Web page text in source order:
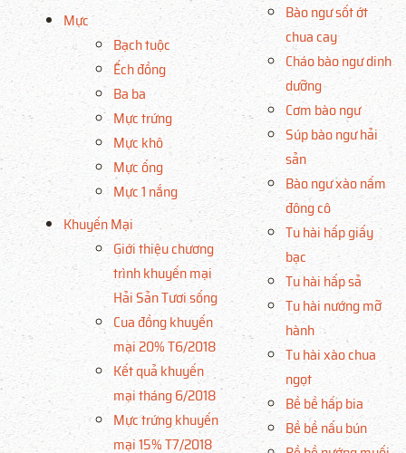
Mực
Bạch tuộc
Ếch đồng
Ba ba
Mực trứng
Mực khô
Mực ống
Mực 1 nắng
Khuyến Mại
Giới thiệu chương
trình khuyến mại
Hải Sản Tươi sống
Cua đồng khuyến
mại 20% T6/2018
Kết quả khuyến
mại tháng 6/2018
Mực trứng khuyến
mại 15% T7/2018
Bào ngư sốt ớt
chua cay
Cháo bào ngư dinh
dưỡng
Cơm bào ngư
Súp bào ngư hải
sản
Bào ngư xào nấm
đông cô
Tu hài hấp giấy
bạc
Tu hài hấp sả
Tu hài nướng mỡ
hành
Tu hài xào chua
ngọt
Bề bề hấp bia
Bề bề nấu bún